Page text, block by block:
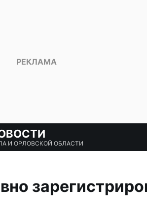
И ОРЛОВСКОЙ ОБЛАСТИ